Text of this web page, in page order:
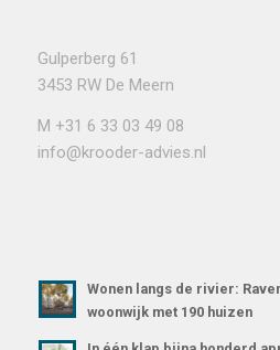
Gulperberg 61
3453 RW De Meern
M +31 6 33 03 49 08
info@krooder-advies.nl
Wonen langs de rivier:
woonwijk met 190 huizen